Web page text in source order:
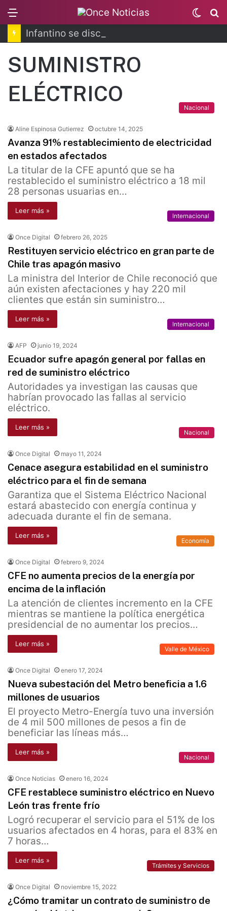
Switch
skin
SUMINISTRO
ELÉCTRICO
Nacional
Aline Espinosa Gutierrez octubre 14, 2025
Avanza 91% restablecimiento de electricidad
en estados afectados
La titular de la CFE apuntó que se ha
restablecido el suministro eléctrico a 18 mil
28 personas usuarias en…
Leer más »
Internacional
Once Digital febrero 26, 2025
Restituyen servicio eléctrico en gran parte de
Chile tras apagón masivo
La ministra del Interior de Chile reconoció que
aún existen afectaciones y hay 220 mil
clientes que están sin suministro…
Leer más »
Internacional
AFP junio 19, 2024
Ecuador sufre apagón general por fallas en
red de suministro eléctrico
Autoridades ya investigan las causas que
habrían provocado las fallas al servicio
eléctrico.
Leer más »
Nacional
Once Digital mayo 11, 2024
Cenace asegura estabilidad en el suministro
eléctrico para el fin de semana
Garantiza que el Sistema Eléctrico Nacional
estará abastecido con energía continua y
adecuada durante el fin de semana.
Leer más »
Economía
Once Digital febrero 9, 2024
CFE no aumenta precios de la energía por
encima de la inflación
La atención de clientes incremento en la CFE
mientras se mantiene la política energética
presidencial de no aumentar los precios…
Leer más »
Valle de México
Once Digital enero 17, 2024
Nueva subestación del Metro beneficia a 1.6
millones de usuarios
El proyecto Metro-Energía tuvo una inversión
de 4 mil 500 millones de pesos a fin de
beneficiar las líneas más…
Leer más »
Nacional
Once Noticias enero 16, 2024
CFE restablece suministro eléctrico en Nuevo
León tras frente frío
Logró recuperar el servicio para el 51% de los
usuarios afectados en 4 horas, para el 83% en
7 horas…
Leer más »
Trámites y Servicios
Once Digital noviembre 15, 2022
¿Cómo tramitar un contrato de suministro de